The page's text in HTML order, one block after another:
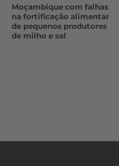
Moçambique com falhas
na fortificação alimentar
de pequenos produtores
de milho e sal